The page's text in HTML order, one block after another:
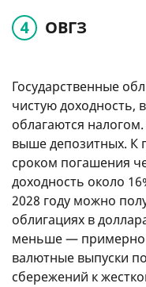
ОВГЗ
Государственные
чистую доходность,
облагаются
выше депозитных. К
сроком погашения
доходность около
2028 году можно
облигациях в
меньше — примерно
валютные выпуски
сбережений к